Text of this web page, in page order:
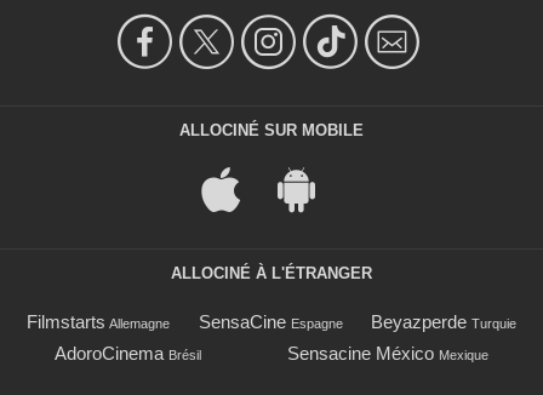
ALLOCINÉ SUR MOBILE
ALLOCINÉ À L'ÉTRANGER
Filmstarts Allemagne SensaCine Espagne Beyazperde Turquie
AdoroCinema Brésil Sensacine México Mexique